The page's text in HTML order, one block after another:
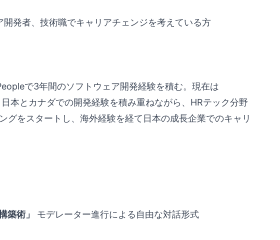
発者、技術職でキャリアチェンジを考えている方
で3年間のソフトウェア開発経験を積む。現在は
本とカナダでの開発経験を積み重ねながら、HRテック分野
グをスタートし、海外経験を経て日本の成長企業でのキャリ
築術」
モデレーター進行による自由な対話形式